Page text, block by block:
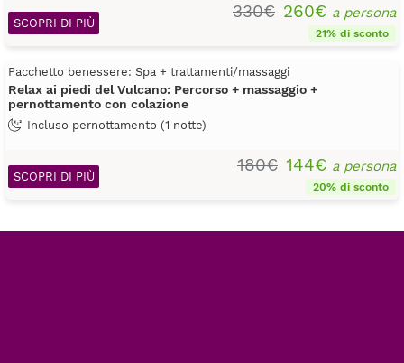
330€ 260€ a persona
21% di sconto
SCOPRI DI PIÙ
Pacchetto benessere: Spa + trattamenti/massaggi
Relax ai piedi del Vulcano: Percorso + massaggio +
pernottamento con colazione
Incluso pernottamento (1 notte)
180€ 144€ a persona
20% di sconto
SCOPRI DI PIÙ